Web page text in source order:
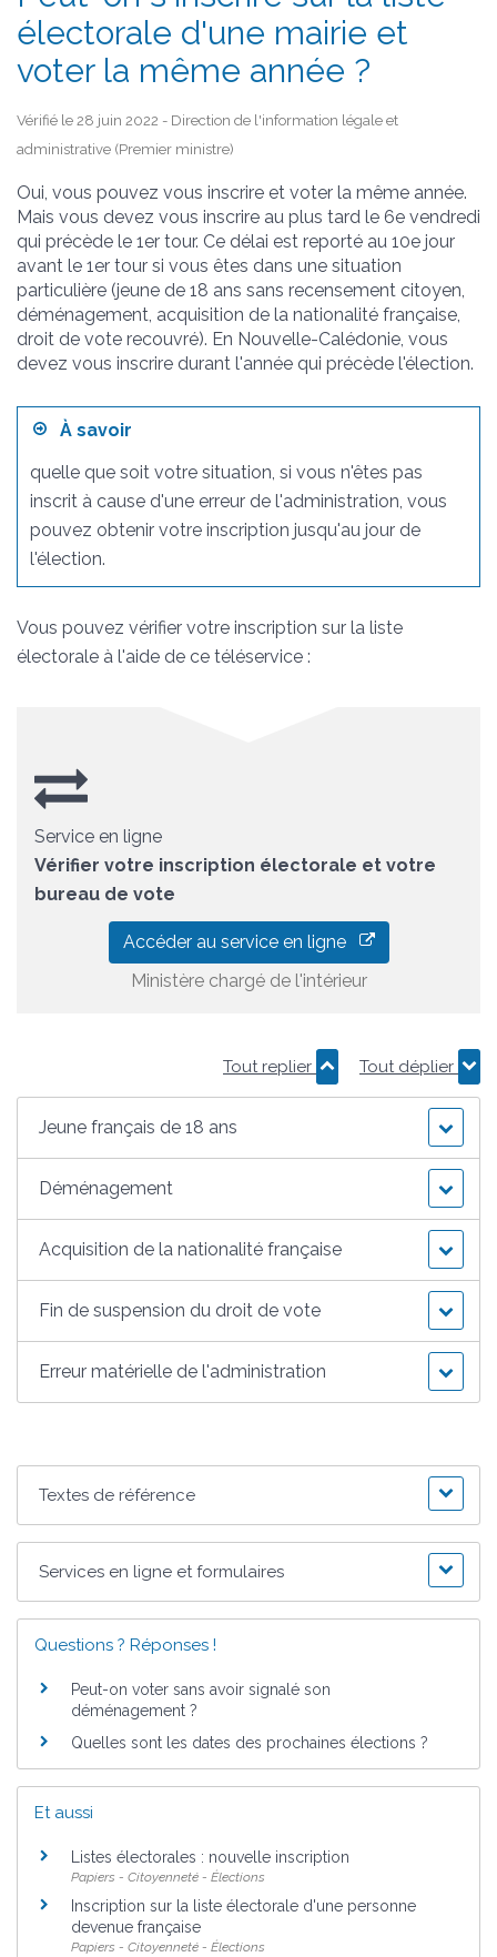
électorale d'une mairie et
voter la même année ?
Vérifié le 28 juin 2022 - Direction de l'information légale et
administrative (Premier ministre)
Oui, vous pouvez vous inscrire et voter la même année.
Mais vous devez vous inscrire au plus tard le 6e vendredi
qui précède le 1er tour. Ce délai est reporté au 10e jour
avant le 1er tour si vous êtes dans une situation
particulière (jeune de 18 ans sans recensement citoyen,
déménagement, acquisition de la nationalité française,
droit de vote recouvré). En Nouvelle-Calédonie, vous
devez vous inscrire durant l'année qui précède l'élection.
À savoir
quelle que soit votre situation, si vous n'êtes pas
inscrit à cause d'une erreur de l'administration, vous
pouvez obtenir votre inscription jusqu'au jour de
l'élection.
Vous pouvez vérifier votre inscription sur la liste
électorale à l'aide de ce téléservice :
Service en ligne
Vérifier votre inscription électorale et votre
bureau de vote
Accéder au service en ligne
Ministère chargé de l'intérieur
Tout replier Tout déplier
Jeune français de 18 ans
Déménagement
Acquisition de la nationalité française
Fin de suspension du droit de vote
Erreur matérielle de l'administration
Textes de référence
Services en ligne et formulaires
Questions ? Réponses !
Peut-on voter sans avoir signalé son
déménagement ?
Quelles sont les dates des prochaines élections ?
Et aussi
Listes électorales : nouvelle inscription
Papiers - Citoyenneté - Élections
Inscription sur la liste électorale d'une personne
devenue française
Papiers - Citoyenneté - Élections